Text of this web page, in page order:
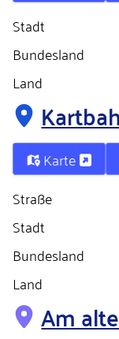
Stadt
Bundesland
Land
Karte
Straße
Stadt
Bundesland
Land
Am